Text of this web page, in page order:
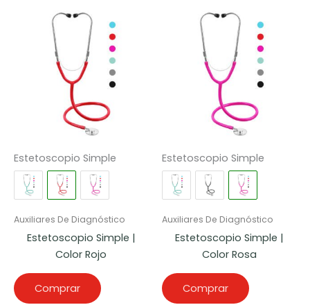
Estetoscopio Simple
Auxiliares De Diagnóstico
Estetoscopio Simple |
Color Rojo
Comprar
Estetoscopio Simple
Auxiliares De Diagnóstico
Estetoscopio Simple |
Color Rosa
Comprar